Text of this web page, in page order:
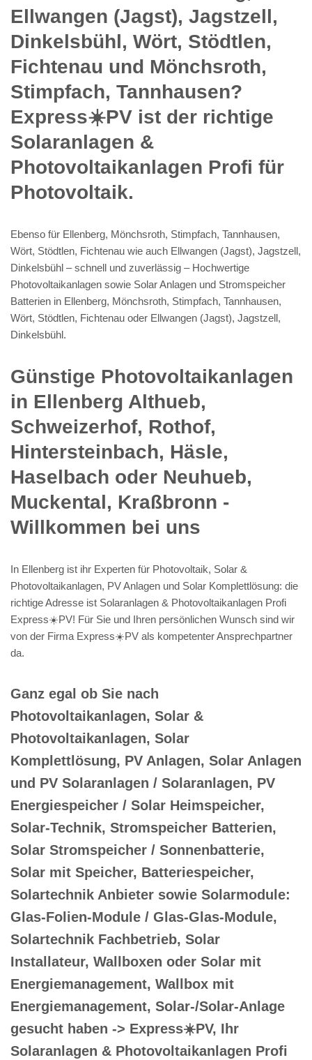
Ellwangen (Jagst), Jagstzell,
Dinkelsbühl, Wört, Stödtlen,
Fichtenau und Mönchsroth,
Stimpfach, Tannhausen?
Express☀️PV️ ist der richtige
Solaranlagen &
Photovoltaikanlagen Profi für
Photovoltaik.
Ebenso für Ellenberg, Mönchsroth, Stimpfach, Tannhausen,
Wört, Stödtlen, Fichtenau wie auch Ellwangen (Jagst), Jagstzell,
Dinkelsbühl – schnell und zuverlässig – Hochwertige
Photovoltaikanlagen sowie Solar Anlagen und Stromspeicher
Batterien in Ellenberg, Mönchsroth, Stimpfach, Tannhausen,
Wört, Stödtlen, Fichtenau oder Ellwangen (Jagst), Jagstzell,
Dinkelsbühl.
Günstige Photovoltaikanlagen
in Ellenberg Althueb,
Schweizerhof, Rothof,
Hintersteinbach, Häsle,
Haselbach oder Neuhueb,
Muckental, Kraßbronn -
Willkommen bei uns
In Ellenberg ist ihr Experten für Photovoltaik, Solar &
Photovoltaikanlagen, PV Anlagen und Solar Komplettlösung: die
richtige Adresse ist Solaranlagen & Photovoltaikanlagen Profi
Express☀️PV️! Für Sie und Ihren persönlichen Wunsch sind wir
von der Firma Express☀️PV️ als kompetenter Ansprechpartner
da.
Ganz egal ob Sie nach
Photovoltaikanlagen, Solar &
Photovoltaikanlagen, Solar
Komplettlösung, PV Anlagen, Solar Anlagen
und PV Solaranlagen / Solaranlagen, PV
Energiespeicher / Solar Heimspeicher,
Solar-Technik, Stromspeicher Batterien,
Solar Stromspeicher / Sonnenbatterie,
Solar mit Speicher, Batteriespeicher,
Solartechnik Anbieter sowie Solarmodule:
Glas-Folien-Module / Glas-Glas-Module,
Solartechnik Fachbetrieb, Solar
Installateur, Wallboxen oder Solar mit
Energiemanagement, Wallbox mit
Energiemanagement, Solar-/Solar-Anlage
gesucht haben -> Express☀️PV️, Ihr
Solaranlagen & Photovoltaikanlagen Profi